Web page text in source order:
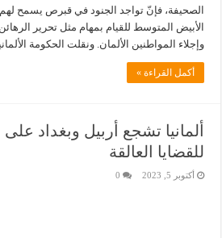
الصحيفة، فإنّ تواجد الجنود في قبرص يسمح لهم
الأبيض المتوسط للقيام بمهام مثل تحرير
وإجلاء المواطنين الألمان. ونقلت الحكومة
أكمل القراءة »
ألمانيا تشجع أربيل وبغداد
للقضايا العالقة
أكتوبر 5, 2023 0